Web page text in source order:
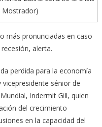
Mostrador)
más pronunciadas en caso
alerta.
perdida para la economía
sénior de
Indermit Gill, quien
del crecimiento
en la capacidad del